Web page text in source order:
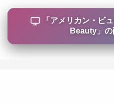
「 アメリカン・ビ
Beauty」